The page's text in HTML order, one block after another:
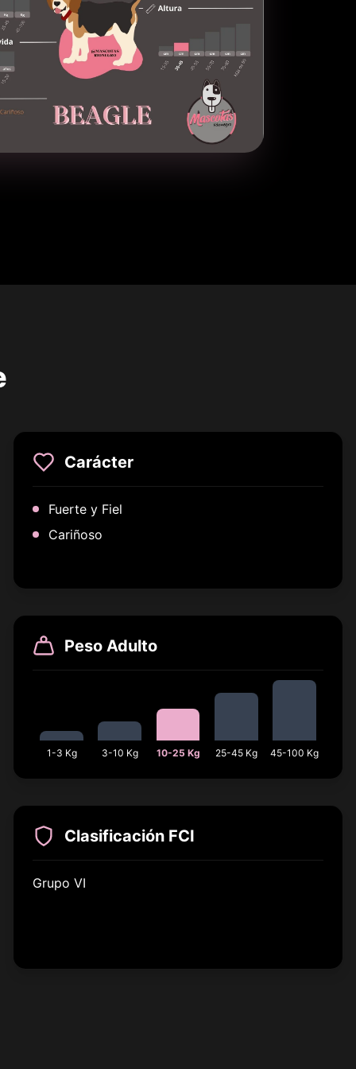
Carácter
Fuerte y Fiel
Cariñoso
Peso Adulto
1-3 Kg 3-10 Kg 10-25 Kg 25-45 Kg 45-100 Kg
Clasificación FCI
Grupo VI